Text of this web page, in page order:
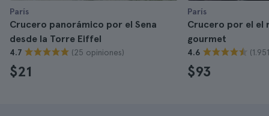
París
Crucero panorámico por el Sena
desde la Torre Eiffel
4.7 (25 opiniones)
$21
París
Crucero por el el
gourmet
4.6
$93